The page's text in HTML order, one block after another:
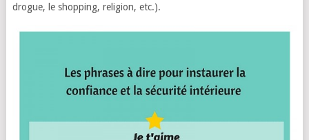
drogue, le shopping, religion, etc.).